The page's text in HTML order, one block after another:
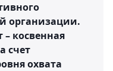
организации.
косвенная
счет
охвата